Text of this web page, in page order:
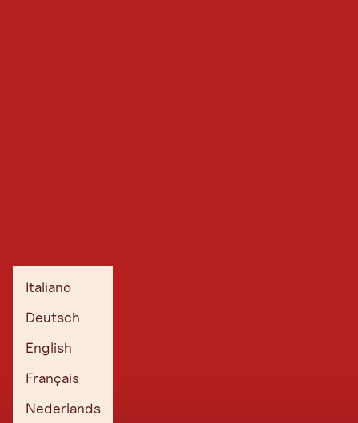
Italiano
Deutsch
English
Français
Nederlands